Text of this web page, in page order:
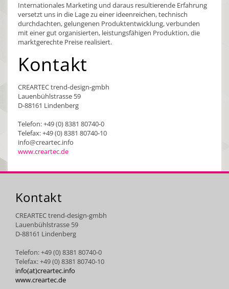
Internationales Marketing und daraus resultierende Erfahrung
versetzt uns in die Lage zu einer ideenreichen, technisch
durchdachten, gelungenen Produktentwicklung, verbunden
mit einer gut organisierten, leistungsfähigen Produktion, die
marktgerechte Preise realisiert.
Kontakt
CREARTEC trend-design-gmbh
Lauenbühlstrasse 59
D-88161 Lindenberg
Telefon: +49 (0) 8381 80740-0
Telefax: +49 (0) 8381 80740-10
info@creartec.info
www.creartec.de
Kontakt
CREARTEC trend-design-gmbh
Lauenbühlstrasse 59
D-88161 Lindenberg
Telefon: +49 (0) 8381 80740-0
Telefax: +49 (0) 8381 80740-10
info(at)creartec.info
www.creartec.de